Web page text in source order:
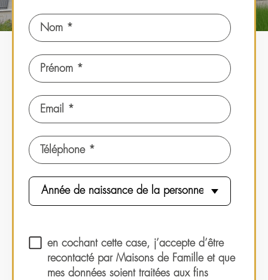
Nom *
Prénom *
Email *
Téléphone *
en cochant cette case, j’accepte d’être
recontacté par Maisons de Famille et que
mes données soient traitées aux fins